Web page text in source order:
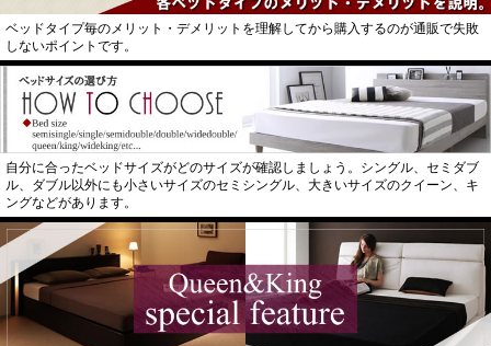
ベッドタイプ毎のメリット・デメリットを理解してから購入するのが通販で失敗
しないポイントです。
自分に合ったベッドサイズがどのサイズが確認しましょう。シングル、セミダブ
ル、ダブル以外にも小さいサイズのセミシングル、大きいサイズのクイーン、キ
ングなどがあります。